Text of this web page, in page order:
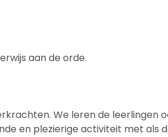
aan de orde.
We leren de leerlingen
en plezierige activiteit met als